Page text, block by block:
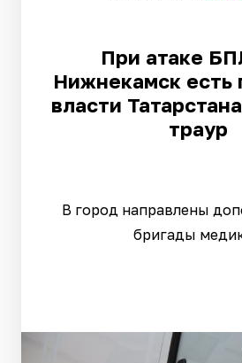
При атаке
Нижнекамск есть
власти
траур
В город направлены
бригады